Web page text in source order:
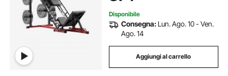
Disponibile
Consegna: Lun. Ago. 10 - Ven.
Ago. 14
Aggiungi al carrello